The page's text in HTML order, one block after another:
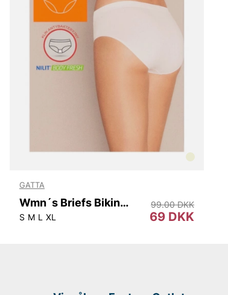
GATTA
Wmn´s Briefs Bikini Queenie
S M L XL 69 DKK
99.00 DKK